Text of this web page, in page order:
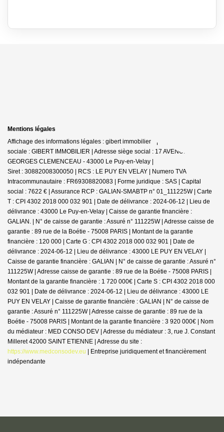
Mentions légales
Affichage des informations légales : gibert immobilier * | Raison
sociale : GIBERT IMMOBILIER | Adresse siège social : 17 AVENUE
GEORGES CLEMENCEAU - 43000 Le Puy-en-Velay |
Siret : 30882008300050 | RCS : LE PUY EN VELAY | Numero TVA
Intracommunautaire : FR69308820083 | Forme juridique : SAS | Capital
social : 7622 € | Assurance RCP : GALIAN-SMABTP n° 01_111225W | Carte
T : CPI 4302 2018 000 032 901 | Date de délivrance : 2024-06-12 | Lieu de
délivrance : 43000 Le Puy-en-Velay | Caisse de garantie financière :
GALIAN. | N° de caisse de garantie : Assuré n° 111225W | Adresse caisse de
garantie : 89 rue de la Boétie - 75008 PARIS | Montant de la garantie
financière : 120 000 | Carte G : CPI 4302 2018 000 032 901 | Date de
délivrance : 2024-06-12 | Lieu de délivrance : 43000 LE PUY EN VELAY |
Caisse de garantie financière : GALIAN | N° de caisse de garantie : Assuré n°
111225W | Adresse caisse de garantie : 89 rue de la Boétie - 75008 PARIS |
Montant de la garantie financière : 1 720 000€ | Carte S : CPI 4302 2018 000
032 901 | Date de délivrance : 2024-06-12 | Lieu de délivrance : 43000 LE
PUY EN VELAY | Caisse de garantie financière : GALIAN | N° de caisse de
garantie : Assuré n° 111225W | Adresse caisse de garantie : 89 rue de la
Boétie - 75008 PARIS | Montant de la garantie financière : 3 920 000€ | Nom
du médiateur : MED CONSO DEV | Adresse du médiateur : 3, rue J. Constant
Milleret 42000 SAINT ETIENNE | Adresse du site :
https://www.medconsodev.eu | Entreprise juridiquement et financièrement
indépendante